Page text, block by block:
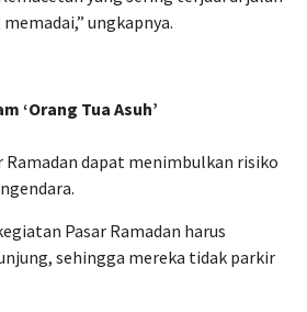
ungkapnya.
‘Orang Tua Asuh’
Ramadan dapat menimbulkan risiko
Pasar Ramadan harus
sehingga mereka tidak parkir